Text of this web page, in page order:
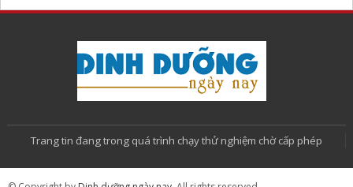
Trang tin đang trong quá trình chạy thử nghiệm chờ cấp phép